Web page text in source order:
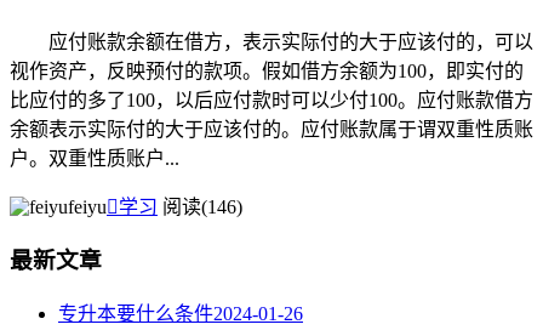
应付账款余额在借方，表示实际付的大于应该付的，可以
视作资产，反映预付的款项。假如借方余额为100，即实付的
比应付的多了100，以后应付款时可以少付100。应付账款借方
余额表示实际付的大于应该付的。应付账款属于谓双重性质账
户。双重性质账户...
feiyu学习 阅读(146)
最新文章
专升本要什么条件2024-01-26